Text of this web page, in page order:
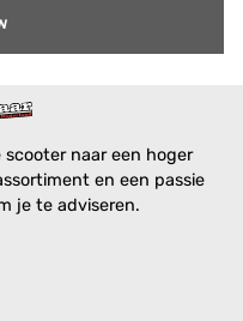
naar een hoger
en een passie
je te adviseren.